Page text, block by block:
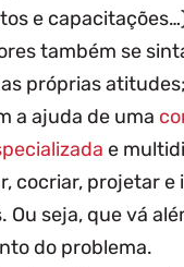
e
também se
próprias atitudes;
a ajuda de uma
e
cocriar, projetar
Ou seja, que vá
do problema.